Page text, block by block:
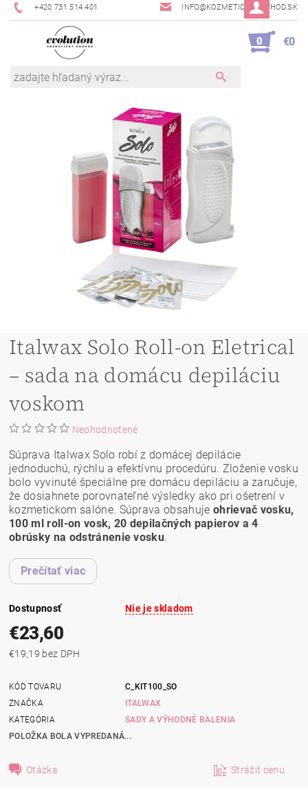
+420 731 514 401 INFO@KOZMETICKYOBCHOD.SK
0 €0
Italwax Solo Roll-on Eletrical
– sada na domácu depiláciu
voskom
Neohodnotené
Súprava Italwax Solo robí z domácej depilácie
jednoduchú, rýchlu a efektívnu procedúru. Zloženie vosku
bolo vyvinuté špeciálne pre domácu depiláciu a zaručuje,
že dosiahnete porovnateľné výsledky ako pri ošetrení v
kozmetickom salóne. Súprava obsahuje ohrievač vosku,
100 ml roll-on vosk, 20 depilačných papierov a 4
obrúsky na odstránenie vosku.
Prečítať viac
Dostupnosť Nie je skladom
€23,60
€19,19 bez DPH
KÓD TOVARU
C_KIT100_SO
ZNAČKA
ITALWAX
KATEGÓRIA
SADY A VÝHODNÉ BALENIA
POLOŽKA BOLA VYPREDANÁ...
Otázka Strážiť cenu